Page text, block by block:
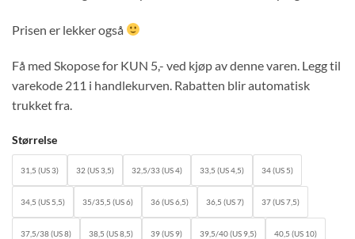
Prisen er lekker også
Få med Skopose for KUN 5,- ved kjøp av denne varen. Legg til
varekode 211 i handlekurven. Rabatten blir automatisk
trukket fra.
Størrelse
31,5 (US 3) 32 (US 3,5) 32,5/33 (US 4) 33,5 (US 4,5) 34 (US 5)
34,5 (US 5,5) 35/35,5 (US 6) 36 (US 6,5) 36,5 (US 7) 37 (US 7,5)
37,5/38 (US 8) 38,5 (US 8,5) 39 (US 9) 39,5/40 (US 9,5) 40,5 (US 10)